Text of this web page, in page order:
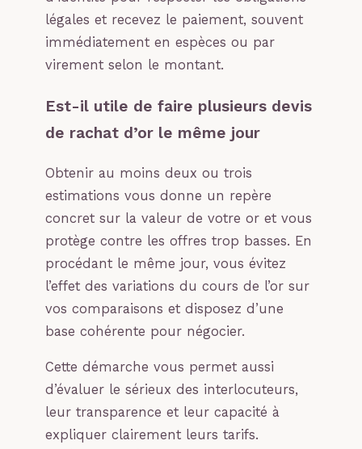
légales et recevez le paiement, souvent
immédiatement en espèces ou par
virement selon le montant.
Est-il utile de faire plusieurs devis
de rachat d’or le même jour
Obtenir au moins deux ou trois
estimations vous donne un repère
concret sur la valeur de votre or et vous
protège contre les offres trop basses. En
procédant le même jour, vous évitez
l’effet des variations du cours de l’or sur
vos comparaisons et disposez d’une
base cohérente pour négocier.
Cette démarche vous permet aussi
d’évaluer le sérieux des interlocuteurs,
leur transparence et leur capacité à
expliquer clairement leurs tarifs.